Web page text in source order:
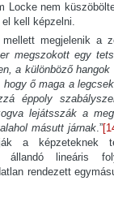
Locke nem
kell képzelni.
megjelenik a
megszokott egy
a különböző
ő maga a
éppoly
lejátsszák a
másutt járnak.”
a képzeteknek
állandó lineáris
rendezett